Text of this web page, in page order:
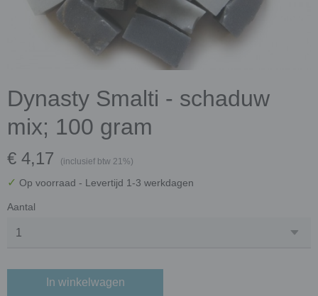
Dynasty Smalti - schaduw
mix; 100 gram
€ 4,17 (inclusief btw 21%)
✓ Op voorraad - Levertijd 1-3 werkdagen
Aantal
In winkelwagen